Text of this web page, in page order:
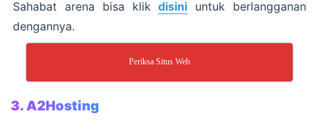
Sahabat arena bisa klikdisini untuk berlangganan
dengannya.
Periksa Situs Web
3. A2Hosting